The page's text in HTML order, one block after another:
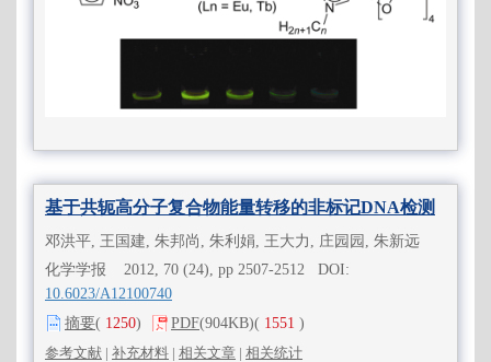
基于共轭高分子复合物能量转移的非标记DNA检测
邓洪平, 王国建, 朱邦尚, 朱利娟, 王大力, 庄园园, 朱新远
化学学报 2012, 70 (24), pp 2507-2512 DOI:
10.6023/A12100740
摘要( 1250) PDF(904KB)( 1551 )
参考文献 | 补充材料 | 相关文章 | 相关统计